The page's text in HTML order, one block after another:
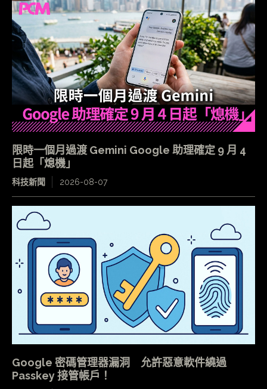
限時一個月過渡 Gemini Google 助理確定 9 月 4
日起「熄機」
科技新聞 2026-08-07
Google 密碼管理器漏洞 允許惡意軟件繞過
Passkey 接管帳戶！